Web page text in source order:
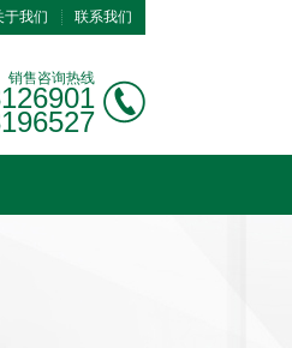
于我们 联系我们
销售咨询热线